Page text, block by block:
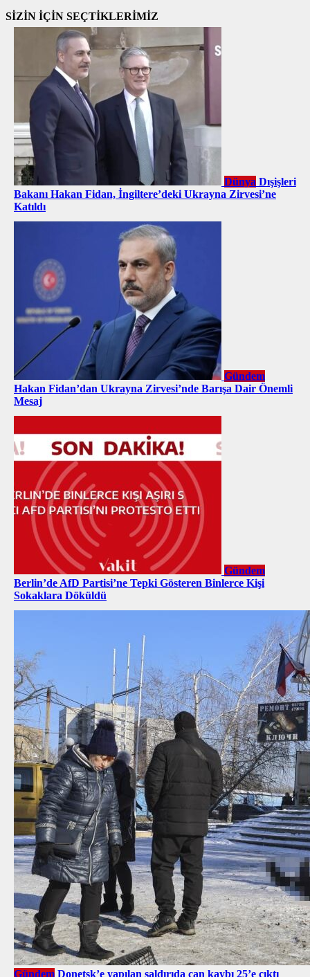
SİZİN İÇİN SEÇTİKLERİMİZ
Dünya Dışişleri
Bakanı Hakan Fidan, İngiltere’deki Ukrayna Zirvesi’ne
Katıldı
Gündem
Hakan Fidan’dan Ukrayna Zirvesi’nde Barışa Dair Önemli
Mesaj
Gündem
Berlin’de AfD Partisi’ne Tepki Gösteren Binlerce Kişi
Sokaklara Döküldü
Gündem Donetsk’e yapılan saldırıda can kaybı 25’e çıktı